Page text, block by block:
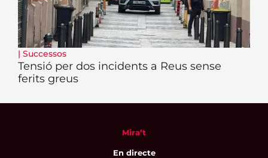
| Successos
Tensió per dos incidents a Reus sense
ferits greus
Mira’t
En directe